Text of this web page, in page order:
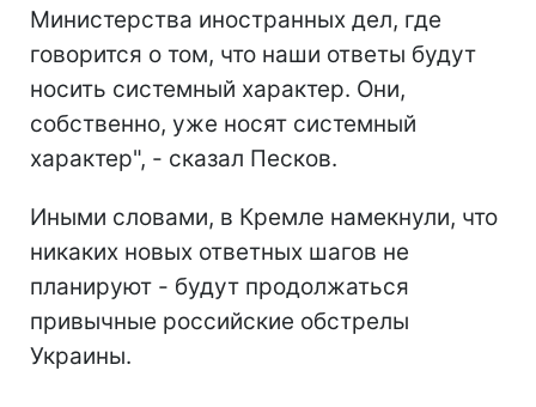
Министерства иностранных дел, где
говорится о том, что наши ответы будут
носить системный характер. Они,
собственно, уже носят системный
характер", - сказал Песков.
Иными словами, в Кремле намекнули, что
никаких новых ответных шагов не
планируют - будут продолжаться
привычные российские обстрелы
Украины.